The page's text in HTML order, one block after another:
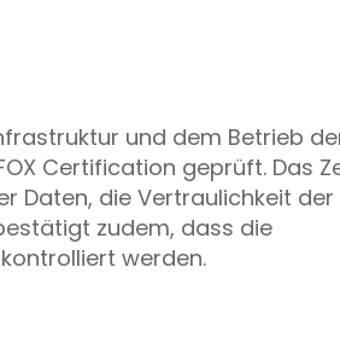
und dem Betrieb
Certification geprüft. Das
Daten, die Vertraulichkeit der
zudem, dass die
werden.